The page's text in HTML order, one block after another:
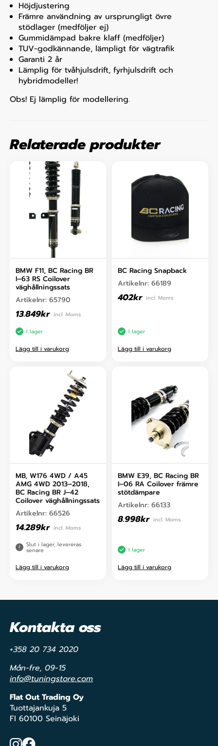
Höjdjustering
Främre användning av ursprungligt övre
stödlager (medföljer ej)
Gummidämpad bakre klaff (medföljer)
TUV-godkännande, lämpligt för vägtrafik
Garanti 2 år
Lämplig för tvåhjulsdrift, fyrhjulsdrift och
hybridmodeller!
Obs! Ej lämplig för modellering.
Relaterade produkter
BMW F11, BC Racing BR
I–63 RS Coilover
väghållningssats
Artikelnr: 65790
13.849kr incl. Moms
I lager
Lägg till i varukorg
BC Racing Snapback
Artikelnr: 66189
402kr incl. Moms
I lager
Lägg till i varukorg
MB, W176 4WD / A45
AMG 4WD 2013–2018,
BC Racing BR J–42
Coilover väghållningssats
Artikelnr: 66526
14.289kr incl. Moms
Slut i lager, levereras
senare
Lägg till i varukorg
BMW E39, BC Racing BR
I–06 RA Coilover främre
stötdämpare
Artikelnr: 66133
8.998kr incl. Moms
I lager
Lägg till i varukorg
Kontakta oss
+358 20 734 2020
Mån-fre, 09-15
info@tuningstore.com
Flat Out Trading Oy
Tuottajankuja 5
FI 60100 Seinäjoki